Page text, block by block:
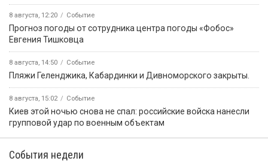
8 августа, 12:20 Событие
Прогноз погоды от сотрудника центра погоды «Фобос»
Евгения Тишковца
8 августа, 14:50 Событие
️Пляжи Геленджика, Кабардинки и Дивноморского закрыты.
8 августа, 15:02 Событие
Киев этой ночью снова не спал: российские войска нанесли
групповой удар по военным объектам
События недели